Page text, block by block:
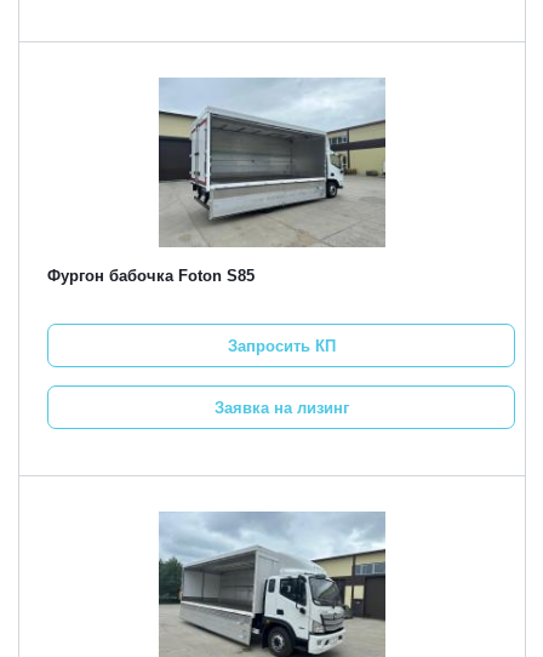
Фургон бабочка Foton S85
Запросить КП
Заявка на лизинг